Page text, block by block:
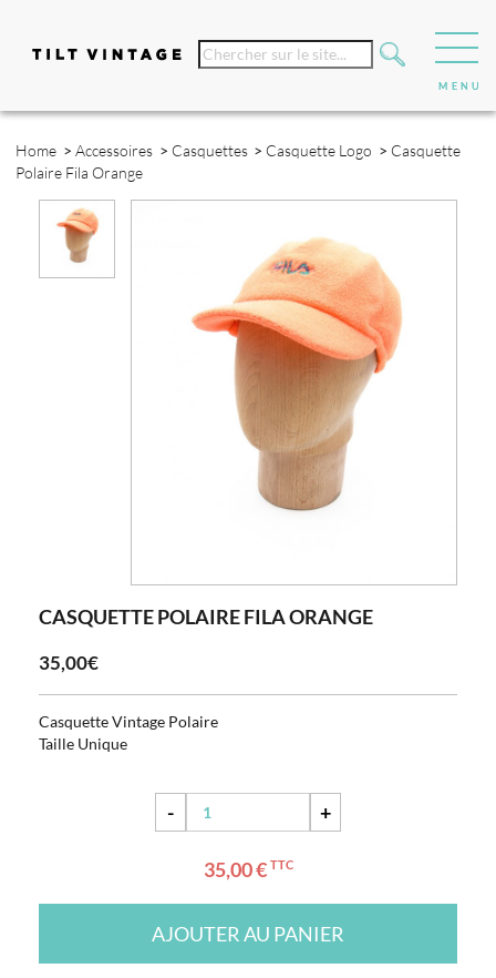
Home > Accessoires > Casquettes > Casquette Logo > Casquette
Polaire Fila Orange
CASQUETTE POLAIRE FILA ORANGE
35,00€
Casquette Vintage Polaire
Taille Unique
- +
35,00 € TTC
AJOUTER AU PANIER